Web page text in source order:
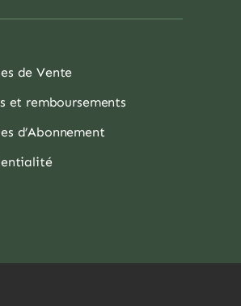
de Vente
et remboursements
d’Abonnement